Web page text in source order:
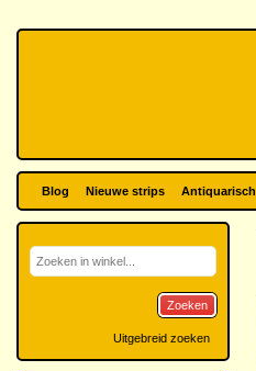
Blog Nieuwe strips Antiquarisch
Zoeken
Uitgebreid zoeken